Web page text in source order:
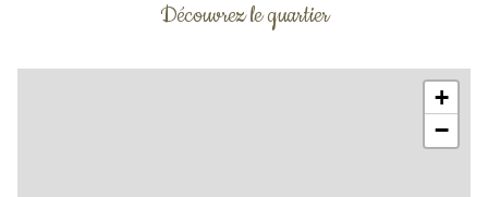
Découvrez le quartier
+
−